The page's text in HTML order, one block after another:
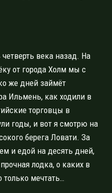
века назад. На
от города Холм мы с
же дней займёт
Ильмень, как ходили в
торговцы в
годы, и вот я смотрю на
берега Ловати. За
и едой на десять дней,
лодка, о каких в
мечтать…